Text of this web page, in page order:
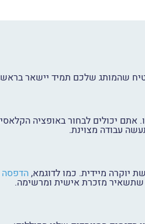
שהמותג שלכם תמיד יישאר
אתם יכולים לבחור באופציה
עבודה מצוינת.
יוקרה מיידית. כמו לדוגמא,
שתשאיר מזכרת אישית ומרשימה.